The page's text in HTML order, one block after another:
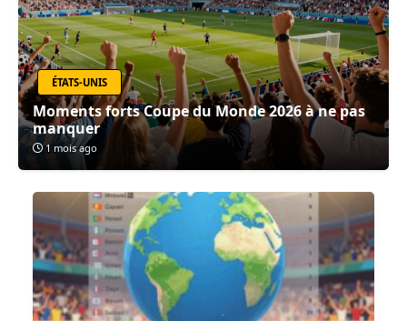
ÉTATS-UNIS
Moments forts Coupe du Monde 2026 à ne pas
manquer
1 mois ago